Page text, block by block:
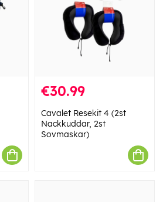
€30.99
Cavalet Resekit 4 (2st
Nackkuddar, 2st
Sovmaskar)